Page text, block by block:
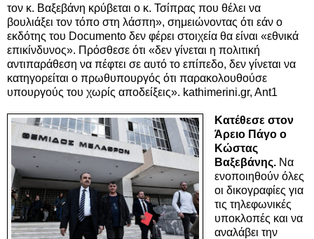
τον κ. Βαξεβάνη κρύβεται ο κ. Τσίπρας που θέλει να
βουλιάξει τον τόπο στη λάσπη», σημειώνοντας ότι εάν ο
εκδότης του Documento δεν φέρει στοιχεία θα είναι «εθνικά
επικίνδυνος». Πρόσθεσε ότι «δεν γίνεται η πολιτική
αντιπαράθεση να πέφτει σε αυτό το επίπεδο, δεν γίνεται να
κατηγορείται ο πρωθυπουργός ότι παρακολουθούσε
υπουργούς του χωρίς αποδείξεις». kathimerini.gr, Ant1
Κατέθεσε στον
Άρειο Πάγο ο
Κώστας
Βαξεβάνης. Να
ενοποιηθούν όλες
οι δικογραφίες για
τις τηλεφωνικές
υποκλοπές και να
αναλάβει την